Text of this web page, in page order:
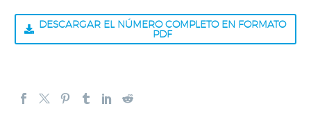
DESCARGAR EL NÚMERO COMPLETO EN FORMATO
PDF